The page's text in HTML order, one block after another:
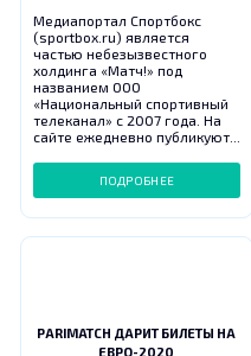
Медиапортал Спортбокс
(sportbox.ru) является
частью небезызвестного
холдинга «Матч!» под
названием ООО
«Национальный спортивный
телеканал» с 2007 года. На
сайте ежедневно публикуют...
ПОДРОБНЕЕ
PARIMATCH ДАРИТ БИЛЕТЫ НА
ЕВРО-2020